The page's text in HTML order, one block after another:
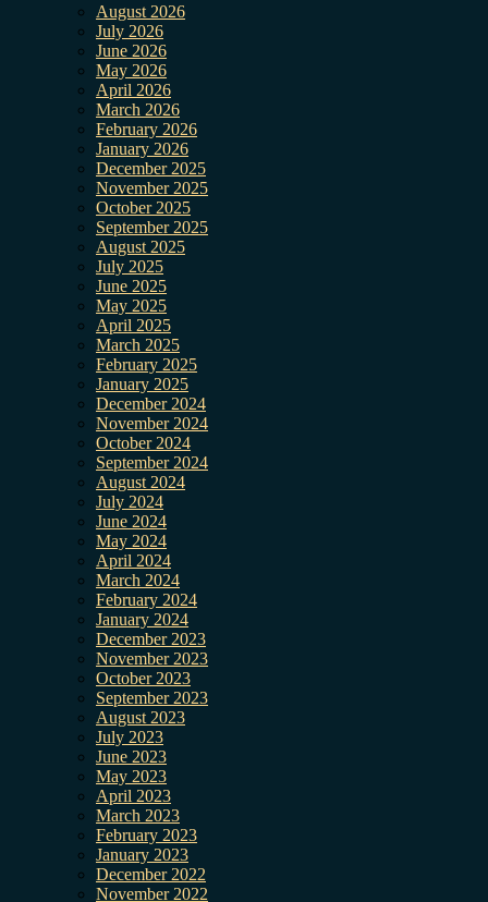
August 2026
July 2026
June 2026
May 2026
April 2026
March 2026
February 2026
January 2026
December 2025
November 2025
October 2025
September 2025
August 2025
July 2025
June 2025
May 2025
April 2025
March 2025
February 2025
January 2025
December 2024
November 2024
October 2024
September 2024
August 2024
July 2024
June 2024
May 2024
April 2024
March 2024
February 2024
January 2024
December 2023
November 2023
October 2023
September 2023
August 2023
July 2023
June 2023
May 2023
April 2023
March 2023
February 2023
January 2023
December 2022
November 2022